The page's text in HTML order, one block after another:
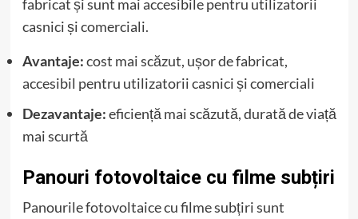
fabricat și sunt mai accesibile pentru utilizatorii
casnici și comerciali.
Avantaje:cost mai scăzut, ușor de fabricat,
accesibil pentru utilizatorii casnici și comerciali
Dezavantaje:eficiență mai scăzută, durată de viață
mai scurtă
Panouri fotovoltaice cu filme subțiri
Panourile fotovoltaice cu filme subțiri sunt